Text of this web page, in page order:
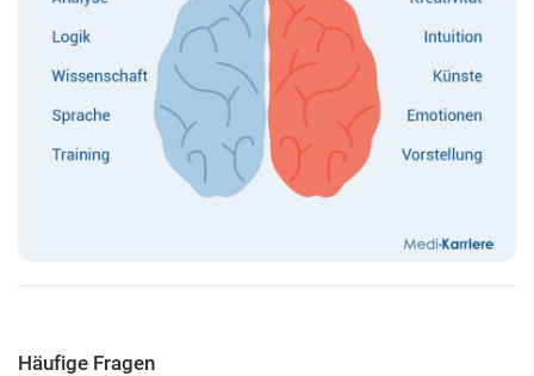
Häufige Fragen